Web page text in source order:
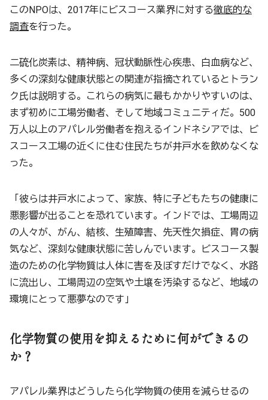
このNPOは、2017年にビスコース業界に対する徹底的な
調査を行った。
二硫化炭素は、精神病、冠状動脈性心疾患、白血病など、
多くの深刻な健康状態との関連が指摘されているとトラン
ク氏は説明する。これらの病気に最もかかりやすいのは、
まず初めに工場労働者、そして地域コミュニティだ。500
万人以上のアパレル労働者を抱えるインドネシアでは、ビ
スコース工場の近くに住む住民たちが井戸水を飲めなくな
った。
「彼らは井戸水によって、家族、特に子どもたちの健康に
悪影響が出ることを恐れています。インドでは、工場周辺
の人々が、がん、結核、生殖障害、先天性欠損症、胃の病
気など、深刻な健康状態に苦しんでいます。ビスコース製
造のための化学物質は人体に害を及ぼすだけでなく、水路
に流出し、工場周辺の空気や土壌を汚染するなど、地域の
環境にとって悪夢なのです」
化学物質の使用を抑えるために何ができるの
か？
アパレル業界はどうしたら化学物質の使用を減らせるの